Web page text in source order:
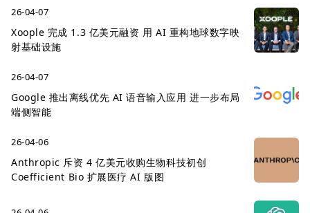
26-04-07
Xoople 完成 1.3 亿美元融资 用 AI 重构地球数字映
射基础设施
26-04-07
Google 推出离线优先 AI 语音输入应用 进一步布局
端侧智能
26-04-06
Anthropic 斥资 4 亿美元收购生物科技初创
Coefficient Bio 扩展医疗 AI 版图